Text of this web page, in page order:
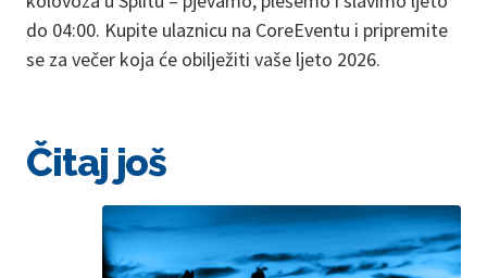
do 04:00. Kupite ulaznicu na CoreEventu i pripremite
se za večer koja će obilježiti vaše ljeto 2026.
Čitaj još